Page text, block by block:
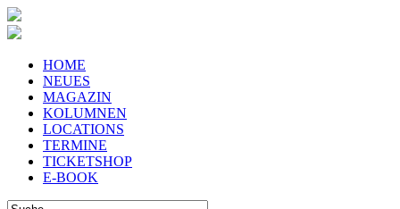
HOME
NEUES
MAGAZIN
KOLUMNEN
LOCATIONS
TERMINE
TICKETSHOP
E-BOOK